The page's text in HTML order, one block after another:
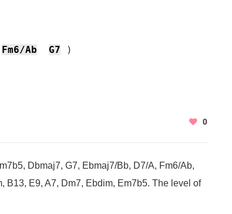
Fm6/Ab G7 )
0
Dbmaj7, G7, Ebmaj7/Bb, D7/A, Fm6/Ab,
B13, E9, A7, Dm7, Ebdim, Em7b5. The level of